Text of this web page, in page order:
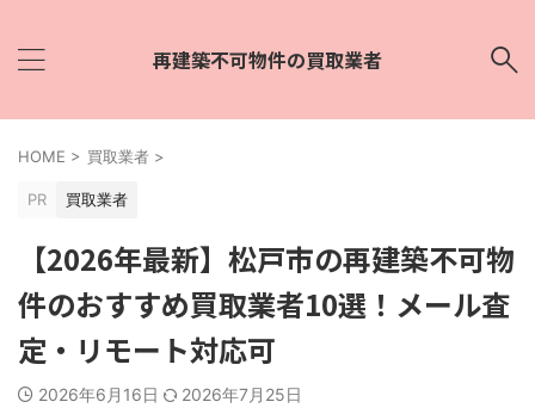
再建築不可物件の買取業者
HOME > 買取業者 >
PR 買取業者
【2026年最新】松戸市の再建築不可物
件のおすすめ買取業者10選！メール査
定・リモート対応可
2026年6月16日 2026年7月25日